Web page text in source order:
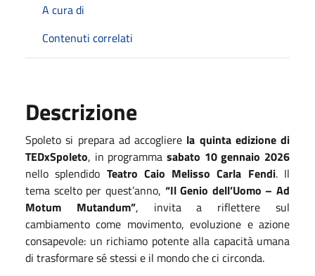
A cura di
Contenuti correlati
Descrizione
Spoleto si prepara ad accogliere la quinta edizione di
TEDxSpoleto, in programma sabato 10 gennaio 2026
nello splendido Teatro Caio Melisso Carla Fendi. Il
tema scelto per quest’anno, “Il Genio dell’Uomo – Ad
Motum Mutandum”, invita a riflettere sul
cambiamento come movimento, evoluzione e azione
consapevole: un richiamo potente alla capacità umana
di trasformare sé stessi e il mondo che ci circonda.